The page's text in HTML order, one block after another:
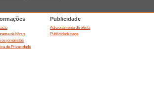
os melhores
Mais de 10.000